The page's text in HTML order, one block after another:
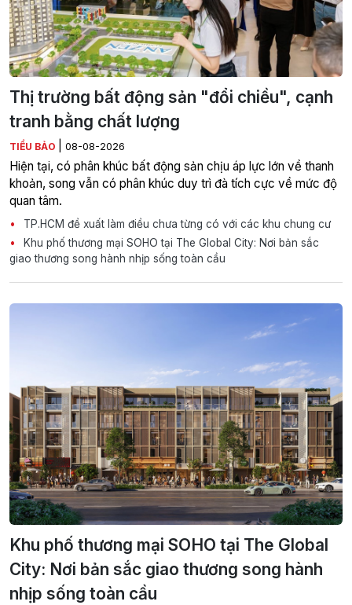
Thị trường bất động sản "đổi chiều", cạnh
tranh bằng chất lượng
TIỂU BẢO 08-08-2026
Hiện tại, có phân khúc bất động sản chịu áp lực lớn về thanh
khoản, song vẫn có phân khúc duy trì đà tích cực về mức độ
quan tâm.
TP.HCM đề xuất làm điều chưa từng có với các khu chung cư
Khu phố thương mại SOHO tại The Global City: Nơi bản sắc
giao thương song hành nhịp sống toàn cầu
Khu phố thương mại SOHO tại The Global
City: Nơi bản sắc giao thương song hành
nhịp sống toàn cầu